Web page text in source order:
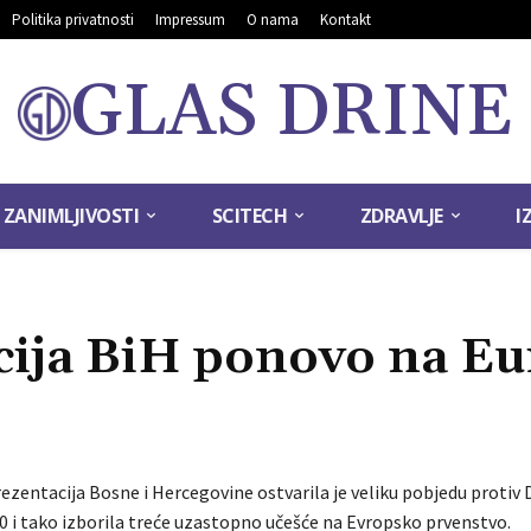
Politika privatnosti Impressum O nama Kontakt
GLAS DRINE
ZANIMLJIVOSTI SCITECH ZDRAVLJE
BiH ponovo na
Bosne i Hercegovine ostvarila je veliku pobjedu protiv
i tako izborila treće uzastopno učešće na Evropsko prvenstvo.